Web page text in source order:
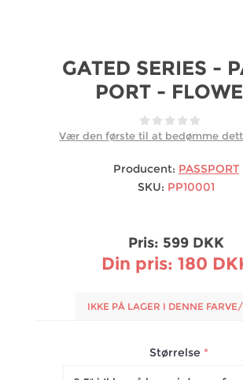
GATED SERIES -
PORT -
Vær den første til at bedømme
Producent: PASSPORT
SKU: PP10001
Pris: 599 DKK
Din pris: 180
IKKE PÅ LAGER I DENNE
Størrelse *